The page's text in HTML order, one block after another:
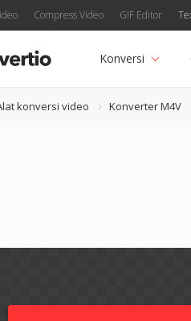
Compress Video GIF Editor
Konversi
konversi video Konverter M4V